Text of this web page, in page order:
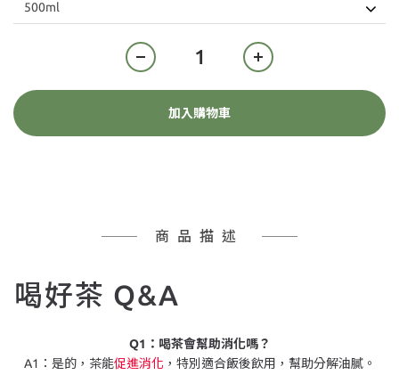
加入購物車
商品描述
喝好茶 Q&A
Q1：喝茶會幫助消化嗎？
A1：是的，茶能促進消化 ，特別適合飯後飲用，幫助分解油膩。